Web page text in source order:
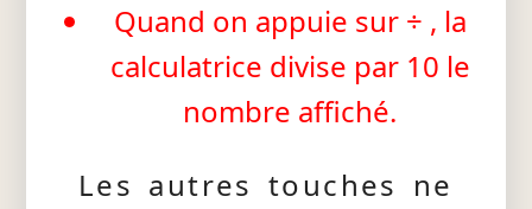
Quand on appuie sur ÷ , la
calculatrice divise par 10 le
nombre affiché.
Les autres touches ne